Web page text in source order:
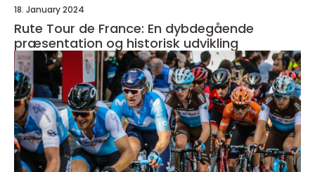
18. January 2024
Rute Tour de France: En dybdegående
præsentation og historisk udvikling